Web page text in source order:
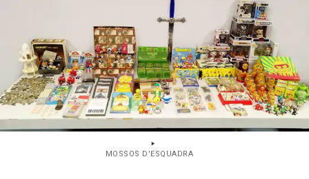
MOSSOS D'ESQUADRA